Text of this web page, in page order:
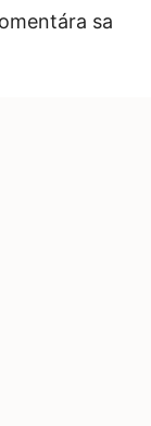
sa